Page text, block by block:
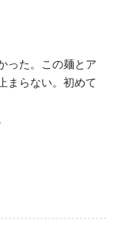
った。この麺とア
まらない。初めて